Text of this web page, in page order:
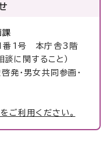
課
1号 本庁舎3階
に関すること）
男女共同参画・
ご利用ください。